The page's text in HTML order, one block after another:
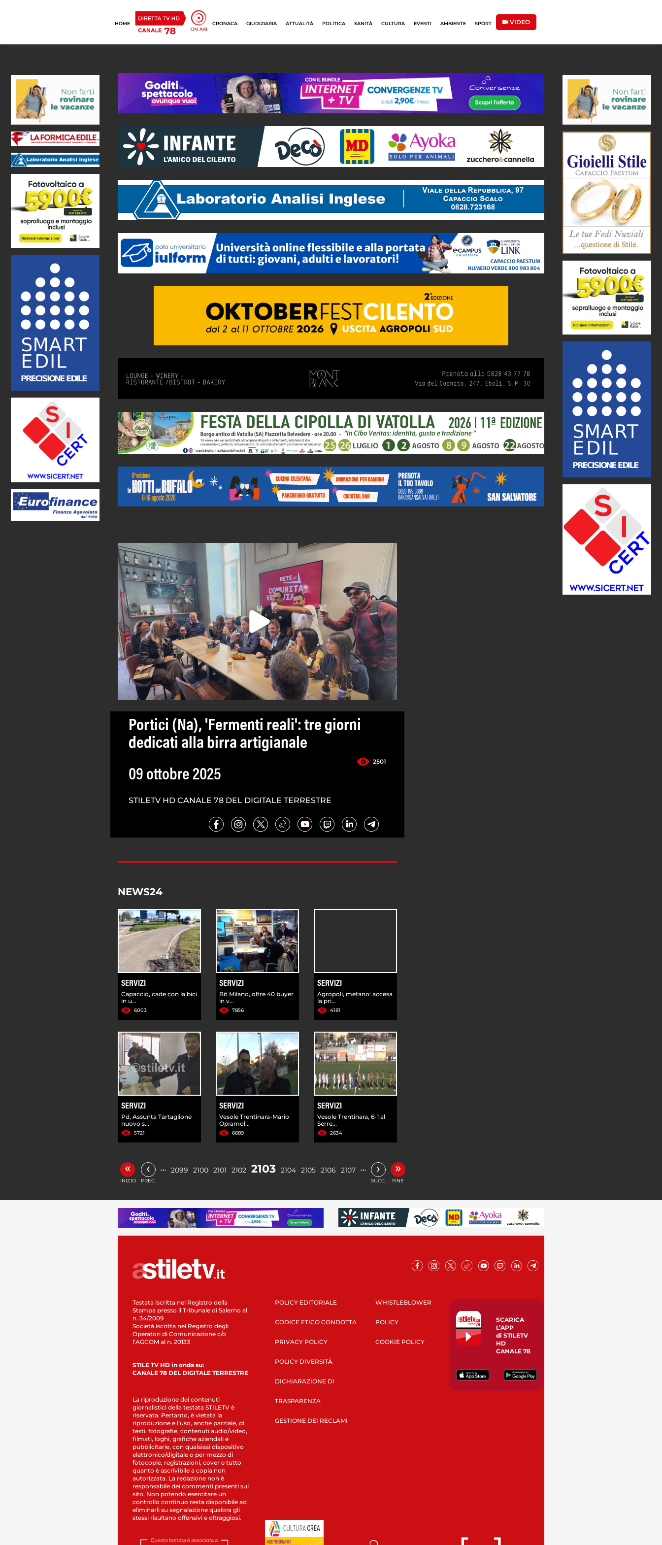
HOME CRONACA GIUDIZIARIA ATTUALITÀ POLITICA SANITÀ CULTURA EVENTI AMBIENTE SPORT VIDEO
Portici (Na), 'Fermenti reali': tre giorni
dedicati alla birra artigianale
2501
09 ottobre 2025
STILETV HD CANALE 78 DEL DIGITALE TERRESTRE
NEWS24
SERVIZI
Capaccio, cade con la bici
in u...
6003
SERVIZI
Bit Milano, oltre 40 buyer
in v...
7856
SERVIZI
Agropoli, metano: accesa
la pri...
4181
SERVIZI
Pd, Assunta Tartaglione
nuovo s...
5721
SERVIZI
Vesole Trentinara-Mario
Opramol...
6689
SERVIZI
Vesole Trentinara, 6-1 al
Serre...
2634
«
INIZIO
‹
PREC.
… 2099 2100 2101 2102 2103 2104 2105 2106 2107 … ›
SUCC.
»
FINE
Testata iscritta nel Registro della
Stampa presso il Tribunale di Salerno al
n. 34/2009
Società iscritta nel Registro degli
Operatori di Comunicazione c/o
l’AGCOM al n. 20133
STILE TV HD in onda su:
CANALE 78 DEL DIGITALE TERRESTRE
La riproduzione dei contenuti
giornalistici della testata STILETV è
riservata. Pertanto, è vietata la
riproduzione e l’uso, anche parziale, di
testi, fotografie, contenuti audio/video,
filmati, loghi, grafiche aziendali e
pubblicitarie, con qualsiasi dispositivo
elettronico/digitale o per mezzo di
fotocopie, registrazioni, cover e tutto
quanto è ascrivibile a copia non
autorizzata. La redazione non è
responsabile dei commenti presenti sul
sito. Non potendo esercitare un
controllo continuo resta disponibile ad
eliminarli su segnalazione qualora gli
stessi risultano offensivi e oltraggiosi.
POLICY EDITORIALE
CODICE ETICO CONDOTTA
PRIVACY POLICY
POLICY DIVERSITÀ
DICHIARAZIONE DI
TRASPARENZA
GESTIONE DEI RECLAMI
WHISTLEBLOWER
POLICY
COOKIE POLICY
SCARICA
L’APP
di STILETV
HD
CANALE 78